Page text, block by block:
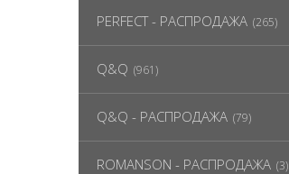
PERFECT - РАСПРОДАЖА (265)
Q&Q (961)
Q&Q - РАСПРОДАЖА (79)
ROMANSON - РАСПРОДАЖА (3)